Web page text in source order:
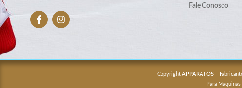
Fale Conosco
Copyright APPARATOS –
Para Maquinas